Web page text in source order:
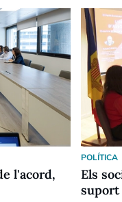
l'acord,
POLÍTICA
Els
suport